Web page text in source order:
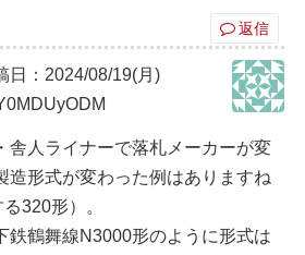
返信
日：2024/08/19(月)
舎人ライナーで落札メーカーが変
造形式が変わった例はありますね
320形）。
鉄鶴舞線N3000形のように形式は